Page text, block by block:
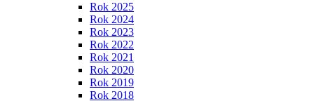
Rok 2025
Rok 2024
Rok 2023
Rok 2022
Rok 2021
Rok 2020
Rok 2019
Rok 2018